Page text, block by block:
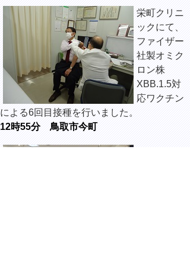
栄町クリニ
ックにて、
ファイザー
社製オミク
ロン株
XBB.1.5対
応ワクチン
による6回目接種を行いました。
12時55分 鳥取市今町